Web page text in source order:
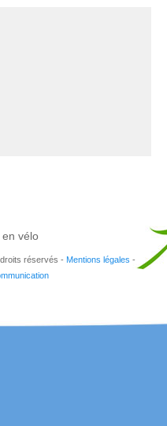
vélo
réservés - Mentions légales -